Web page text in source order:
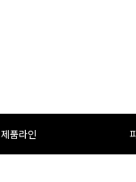
제품라인